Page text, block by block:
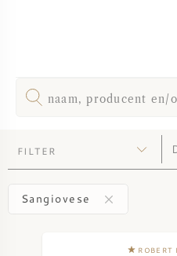
ALLE DRUIVENSOORTEN
FILTER
Sangiovese
ROBERT